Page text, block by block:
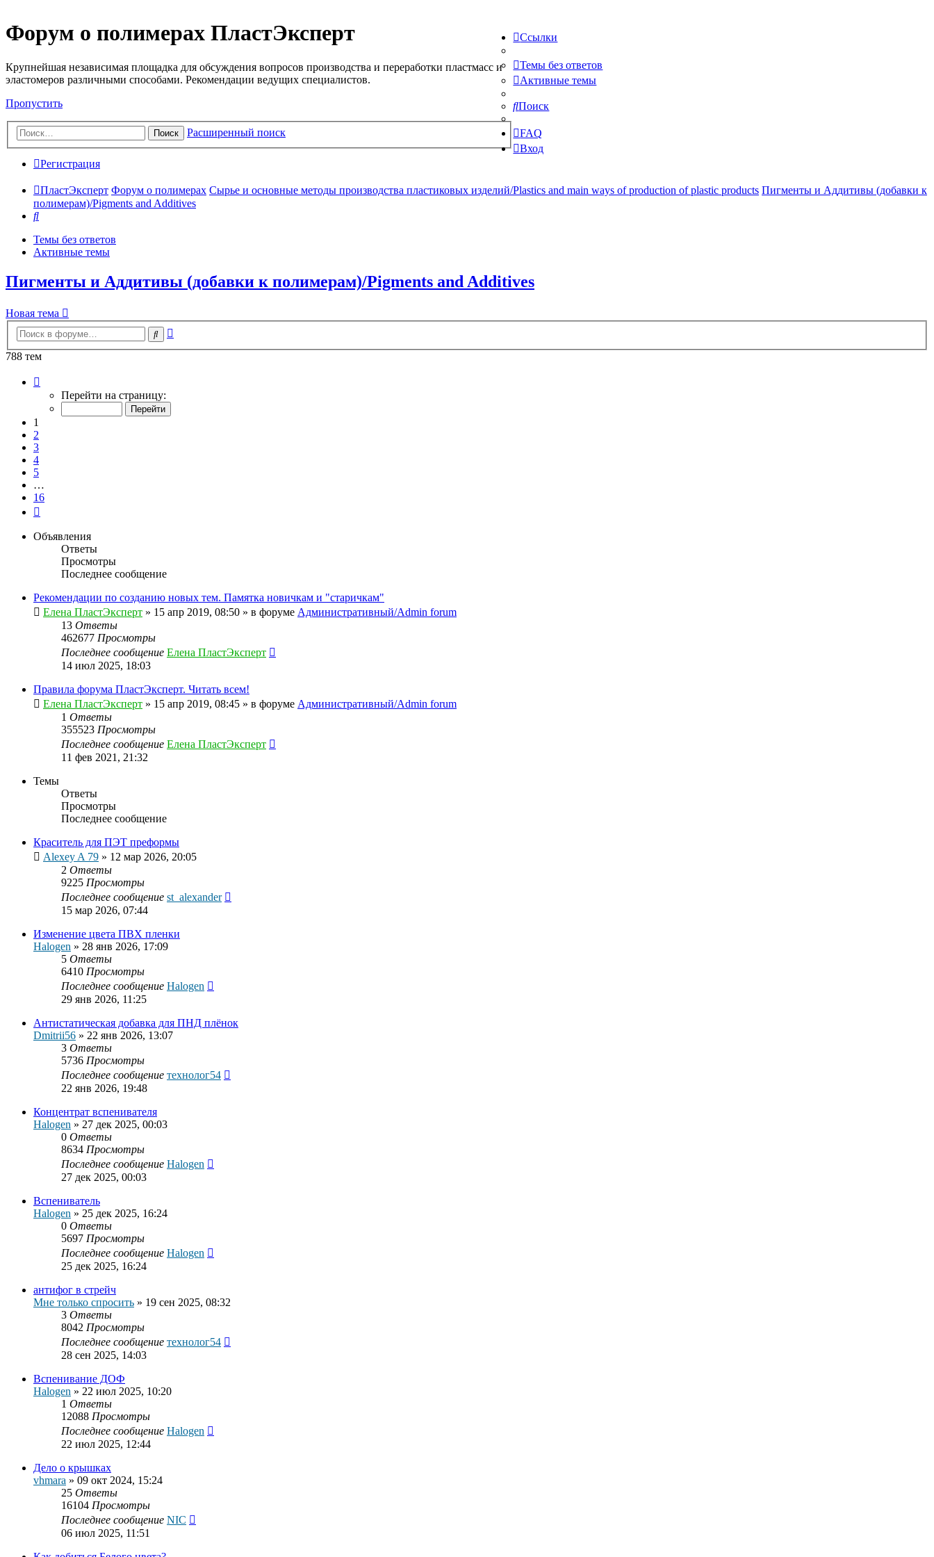
Форум о полимерах ПластЭксперт
Крупнейшая независимая площадка для обсуждения вопросов производства и переработки пластмасс и
эластомеров различными способами. Рекомендации ведущих специалистов.
Пропустить
Поиск Расширенный поиск
Ссылки
Темы без ответов
Активные темы
Поиск
FAQ
Вход
Регистрация
ПластЭксперт Форум о полимерах Сырье и основные методы производства пластиковых изделий/Plastics and main ways of production of plastic products Пигменты и Аддитивы (добавки к
полимерам)/Pigments and Additives
Поиск
Темы без ответов
Активные темы
Пигменты и Аддитивы (добавки к полимерам)/Pigments and Additives
Новая тема
Поиск
788 тем
Перейти на страницу:
1
2
3
4
5
…
16
Объявления
Ответы
Просмотры
Последнее сообщение
Рекомендации по созданию новых тем. Памятка новичкам и "старичкам"
Елена ПластЭксперт » 15 апр 2019, 08:50 » в форуме Административный/Admin forum
13 Ответы
462677 Просмотры
Последнее сообщение Елена ПластЭксперт
14 июл 2025, 18:03
Правила форума ПластЭксперт. Читать всем!
Елена ПластЭксперт » 15 апр 2019, 08:45 » в форуме Административный/Admin forum
1 Ответы
355523 Просмотры
Последнее сообщение Елена ПластЭксперт
11 фев 2021, 21:32
Темы
Ответы
Просмотры
Последнее сообщение
Краситель для ПЭТ преформы
Alexey A 79 » 12 мар 2026, 20:05
2 Ответы
9225 Просмотры
Последнее сообщение st_alexander
15 мар 2026, 07:44
Изменение цвета ПВХ пленки
Halogen » 28 янв 2026, 17:09
5 Ответы
6410 Просмотры
Последнее сообщение Halogen
29 янв 2026, 11:25
Антистатическая добавка для ПНД плёнок
Dmitrii56 » 22 янв 2026, 13:07
3 Ответы
5736 Просмотры
Последнее сообщение технолог54
22 янв 2026, 19:48
Концентрат вспенивателя
Halogen » 27 дек 2025, 00:03
0 Ответы
8634 Просмотры
Последнее сообщение Halogen
27 дек 2025, 00:03
Вспениватель
Halogen » 25 дек 2025, 16:24
0 Ответы
5697 Просмотры
Последнее сообщение Halogen
25 дек 2025, 16:24
антифог в стрейч
Мне только спросить » 19 сен 2025, 08:32
3 Ответы
8042 Просмотры
Последнее сообщение технолог54
28 сен 2025, 14:03
Вспенивание ДОФ
Halogen » 22 июл 2025, 10:20
1 Ответы
12088 Просмотры
Последнее сообщение Halogen
22 июл 2025, 12:44
Дело о крышках
vhmara » 09 окт 2024, 15:24
25 Ответы
16104 Просмотры
Последнее сообщение NIC
06 июл 2025, 11:51